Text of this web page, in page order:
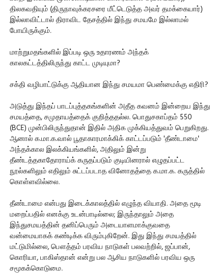
திலகவதியும் (திருநாவுக்கரசரை மீட்டெடுத்த அவர் தமக்கையார்)
இல்லாவிட்டால் திராவிட தேசத்தில் இந்து சமயமே இல்லாமல்
போயிருக்கும்.
மாற்றுமதங்களில் இப்படி ஒரு உதாரணம் அந்தக்
காலகட்டத்திலிருந்து காட்ட முடியுமா?
சக்தி வழிபாட்டுக்கு ஆதியான இந்து சமயமா பெண்மைக்கு எதிரி?
அடுத்து இந்தப் பாடப்புத்தகங்களின் அதீத கவனம் இன்றைய இந்து
சமயத்தை, சமுதாயத்தைக் குறித்ததல்ல. பொதுசகாப்தம் 550
(BCE) முன்பிலிருந்துதான் இதில் அதிக முக்கியத்துவம் பெறுகிறது.
ஆனால் க.மா.க.வால் பூதாகாரமாக்கிக் காட்டப்படும் 'தீண்டாமை'
அந்தக்கால இலக்கியங்களில், அதிலும் இன்று
தீண்டத்தகாதோராய்க் கருதப்படும் குடியினரால் எழுதப்பட்ட
நூல்களிலும் எதிலும் சுட்டப்படாத வினோதத்தை க.மா.க. கருத்தில்
கொள்ளவில்லை.
தீண்டாமை என்பது இடைக்காலத்தில் எழுந்த வியாதி. அதை மூடி
மறைப்பதில் எனக்கு உடன்பாடில்லை; இருந்தாலும் அதை
இந்துசமயத்தின் தனிப்பெரும் அடையாளமாக்குவதை
வன்மையாகக் கண்டிக்க விரும்புகிறேன். இது இந்து சமயத்தில்
மட்டுமில்லை, பௌத்தம் பரவிய நாடுகள் பலவற்றில், ஜப்பான்,
கொரியா, பாகிஸ்தான் என்று பல ஆசிய நாடுகளில் பரவிய ஒரு
சமூகக்கொடுமை.